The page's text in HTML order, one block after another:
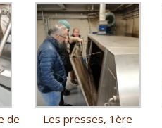
de
Les presses, 1ère